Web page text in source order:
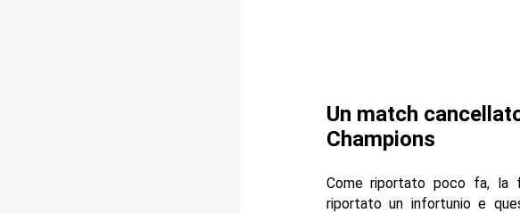
Un match
Champions
Come riportato poco fa, la
riportato un infortunio e